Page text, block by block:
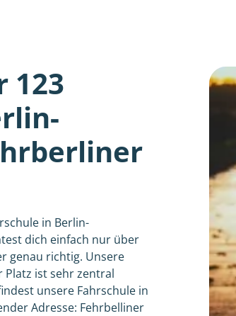
123
in Berlin-
dich einfach nur über
genau richtig. Unsere
ist sehr zentral
unsere Fahrschule in
Adresse: Fehrbelliner